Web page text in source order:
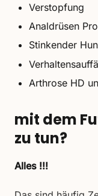
Verstopfung
Analdrüsen
Stinkender
Arthrose HD
mit dem
zu tun?
Alles !!!